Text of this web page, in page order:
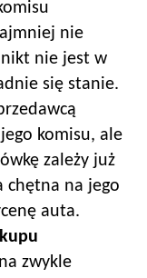
nie
nie jest w
się stanie.
komisu, ale
zależy już
chętna na jego
auta.
zwykle